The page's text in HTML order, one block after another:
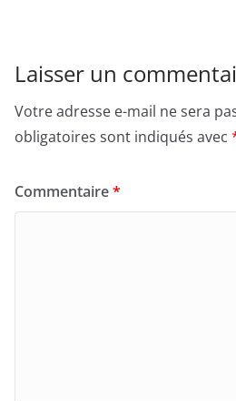
Laisser un
Votre adresse e-mail ne sera
obligatoires sont indiqués avec
Commentaire*